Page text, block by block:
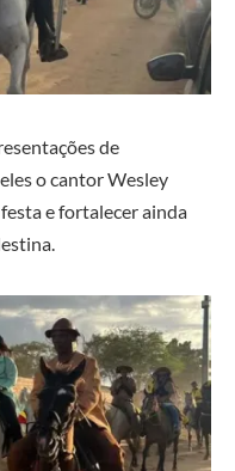
de
o cantorWesley
e fortalecer ainda